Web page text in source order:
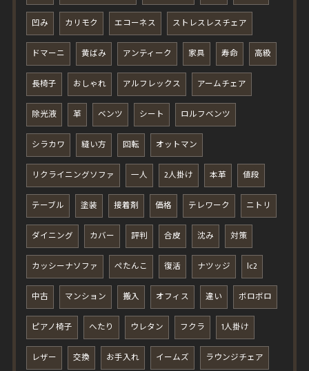
凹み カリモク エコーネス ストレスレスチェア
ドマーニ 黄ばみ アンティーク 家具 寿命 高級
長椅子 おしゃれ アルフレックス アームチェア
除光液 革 ベンツ シート ロルフベンツ
シラカワ 縫い方 回転 オットマン
リクライニングソファ 一人 2人掛け 本革 値段
テーブル 塗装 接着剤 価格 テレワーク ニトリ
ダイニング カバー 評判 合皮 沈み 対策
カッシーナソファ ぺたんこ 復活 ナツッジ lc2
中古 マンション 搬入 オフィス 違い ボロボロ
ピアノ椅子 へたり ウレタン フクラ 1人掛け
レザー 交換 お手入れ イームズ ラウンジチェア